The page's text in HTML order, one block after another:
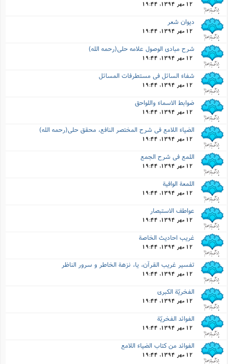
12 مهر 1394, 19:44
دیوان شعر
12 مهر 1394, 19:44
شرح مبادى الوصول علامه حلى(رحمه الله)
12 مهر 1394, 19:44
شفاء السائل فى مستطرفات المسائل
12 مهر 1394, 19:44
ضوابط الاسماء واللواحق
12 مهر 1394, 19:44
الضیاء اللامع فى شرح المختصر النافع، محقق حلى(رحمه الله)
12 مهر 1394, 19:44
اللمع فى شرح الجمع
12 مهر 1394, 19:44
اللمعة الوافیة
12 مهر 1394, 19:44
عواطف الاستبصار
12 مهر 1394, 19:44
غریب احادیث الخاصة
12 مهر 1394, 19:44
تفسیر غریب القرآن، یا، نزهة الخاطر و سرور الناظر
12 مهر 1394, 19:44
الفخریّة الکبرى
12 مهر 1394, 19:44
الفوائد الفخریّة
12 مهر 1394, 19:44
الفوائد من کتاب الضیاء اللامع
12 مهر 1394, 19:44